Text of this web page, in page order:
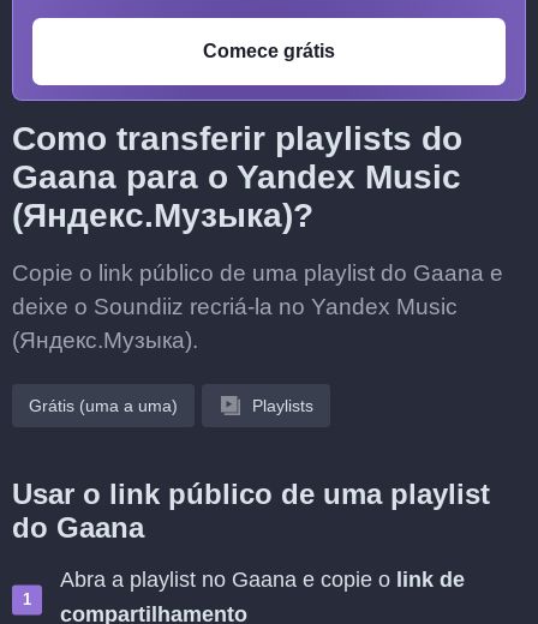
Comece grátis
Como transferir playlists do
Gaana para o Yandex Music
(Яндекс.Музыка)?
Copie o link público de uma playlist do Gaana e
deixe o Soundiiz recriá-la no Yandex Music
(Яндекс.Музыка).
Grátis (uma a uma) Playlists
Usar o link público de uma playlist
do Gaana
Abra a playlist no Gaana e copie o link de
compartilhamento